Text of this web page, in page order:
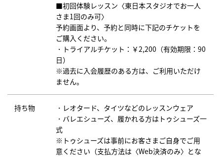
■初回体験レッスン〈東日本スタジオでお一人
さま1回のみ可〉
予約画面より、予約と同時に下記のチケットを
ご購入ください。
・トライアルチケット：￥2,200（有効期限：90
日）
※過去に入会履歴のある方は、ご利用いただけ
ません。
持ち物
・レオタード、タイツなどのレッスンウェア
・バレエシューズ、履かれる方はトゥシューズ一
式
※トゥシューズは事前にお客さまご自身でご用
意ください（支払方法は〈Web決済のみ〉とな